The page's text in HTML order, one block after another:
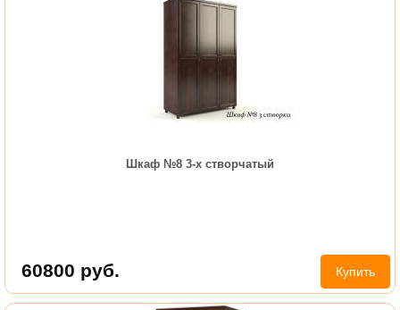
Шкаф №8 3-х створчатый
60800 руб. Купить